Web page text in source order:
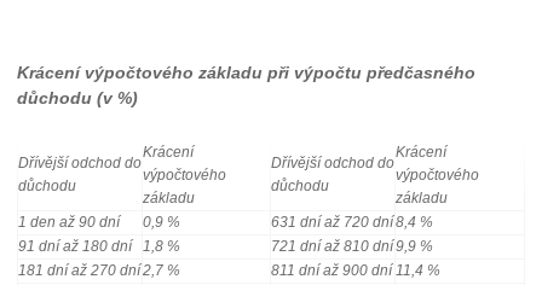
Krácení výpočtového základu při výpočtu předčasného
důchodu (v %)
Dřívější odchod do
důchodu
Krácení
výpočtového
základu
Dřívější odchod do
důchodu
Krácení
výpočtového
základu
1 den až 90 dní
0,9 % 631 dní až 720 dní8,4 %
91 dní až 180 dní
1,8 % 721 dní až 810 dní9,9 %
181 dní až 270 dní2,7 % 811 dní až 900 dní 11,4 %